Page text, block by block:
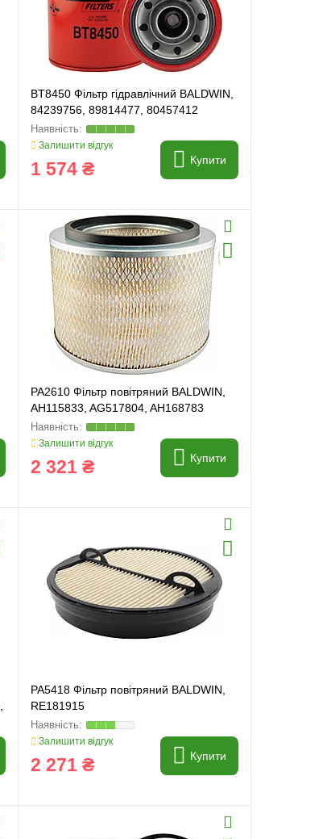
BT8450 Фільтр гідравлічний BALDWIN,
84239756, 89814477, 80457412
Залишити відгук
1 574 ₴ Купити
PA2610 Фільтр повітряний BALDWIN,
AH115833, AG517804, AH168783
Залишити відгук
2 321 ₴ Купити
PA5418 Фільтр повітряний BALDWIN,
RE181915
Залишити відгук
2 271 ₴ Купити